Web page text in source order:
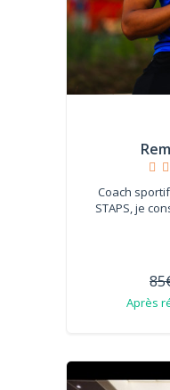
Coach
STAPS, je
Après